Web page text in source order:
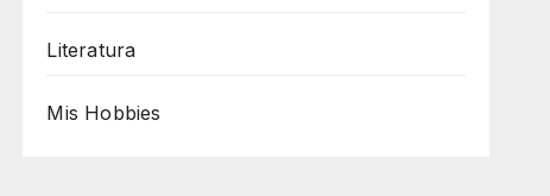
Literatura
Mis Hobbies